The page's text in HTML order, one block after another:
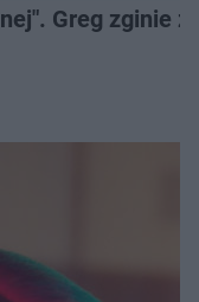
Greg zginie z